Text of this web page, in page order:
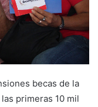
becas de la
primeras 10 mil